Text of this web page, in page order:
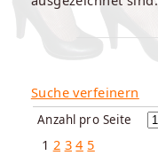
Suche verfeinern
Anzahl pro Seite
1 2 3 4 5